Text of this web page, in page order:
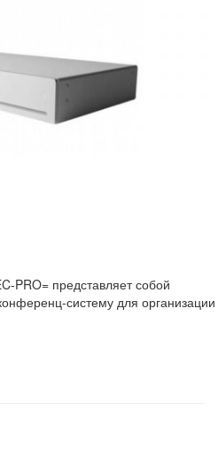
PRO= представляет собой
систему для организации